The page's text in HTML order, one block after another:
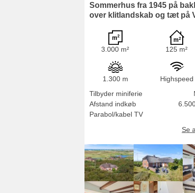
Sommerhus fra 1945 på
over klitlandskab og tæt på
3.000 m² 125 m²
1.300 m
Highspeed
Tilbyder miniferie
Afstand indkøb
Parabol/kabel TV
Se